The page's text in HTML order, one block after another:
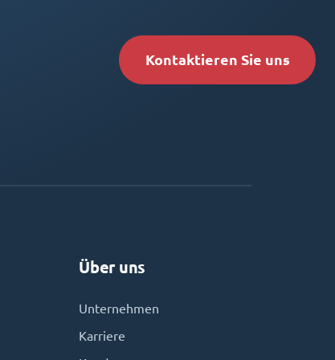
Kontaktieren Sie uns
Über uns
Unternehmen
Karriere